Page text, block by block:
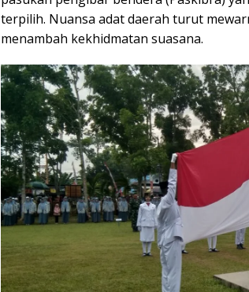
terpilih. Nuansa adat daerah turut
menambah kekhidmatan suasana.